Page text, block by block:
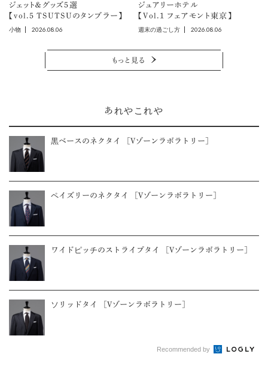
ジェット＆グッズ5選
【vol.5 TSUTSUのタンブラー】
小物 2026.08.06
ジュアリーホテル
【Vol.1 フェアモント東京】
週末の過ごし方 2026.08.06
もっと見る
あれやこれや
黒ベースのネクタイ ［Vゾーンラボラトリー］
ペイズリーのネクタイ ［Vゾーンラボラトリー］
ワイドピッチのストライプタイ ［Vゾーンラボラトリー］
ソリッドタイ ［Vゾーンラボラトリー］
Recommended by